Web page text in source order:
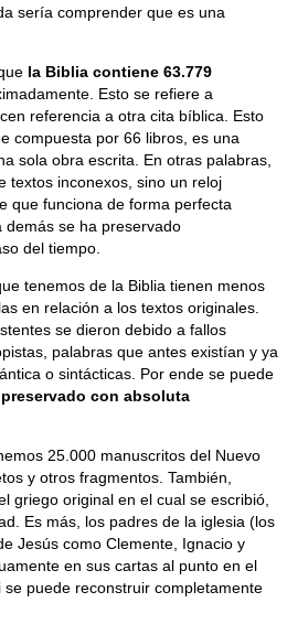
sería comprender que es una
la Biblia contiene 63.779
Esto se refiere a
referencia a otra cita bíblica. Esto
compuesta por 66 libros, es una
sola obra escrita. En otras palabras,
textos inconexos, sino un reloj
que funciona de forma perfecta
se ha preservado
del tiempo.
tenemos de la Biblia tienen menos
en relación a los textos originales.
se dieron debido a fallos
palabras que antes existían y ya
o sintácticas. Por ende se puede
con absoluta
25.000 manuscritos del Nuevo
y otros fragmentos. También,
griego original en el cual se escribió,
Es más, los padres de la iglesia (los
Jesús como Clemente, Ignacio y
en sus cartas al punto en el
puede reconstruir completamente